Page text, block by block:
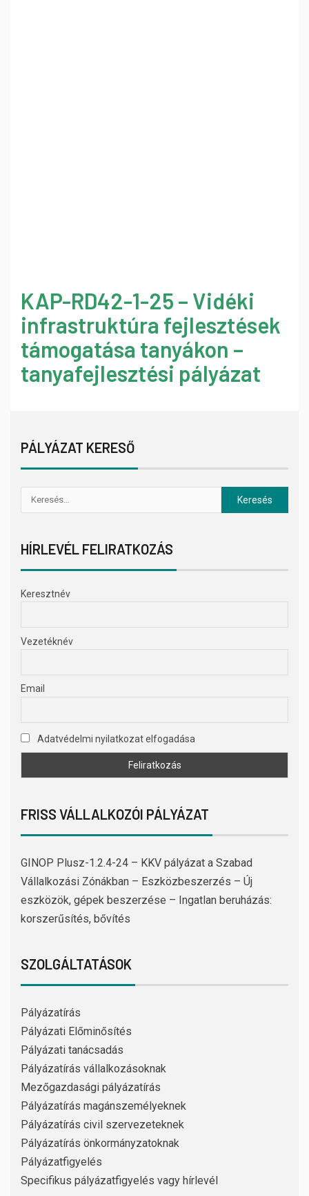
KAP-RD42-1-25 – Vidéki
infrastruktúra fejlesztések
támogatása tanyákon –
tanyafejlesztési pályázat
PÁLYÁZAT KERESŐ
HÍRLEVÉL FELIRATKOZÁS
Keresztnév
Vezetéknév
Email
Adatvédelmi nyilatkozat elfogadása
FRISS VÁLLALKOZÓI PÁLYÁZAT
GINOP Plusz-1.2.4-24 – KKV pályázat a Szabad
Vállalkozási Zónákban – Eszközbeszerzés – Új
eszközök, gépek beszerzése – Ingatlan beruházás:
korszerűsítés, bővítés
SZOLGÁLTATÁSOK
Pályázatírás
Pályázati Előminősítés
Pályázati tanácsadás
Pályázatírás vállalkozásoknak
Mezőgazdasági pályázatírás
Pályázatírás magánszemélyeknek
Pályázatírás civil szervezeteknek
Pályázatírás önkormányzatoknak
Pályázatfigyelés
Specifikus pályázatfigyelés vagy hírlevél